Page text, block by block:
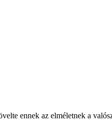
ennek az elméletnek a